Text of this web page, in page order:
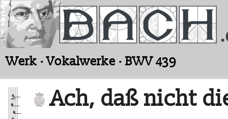
Werk · Vokalwerke · BWV 439
Ach, daß nicht